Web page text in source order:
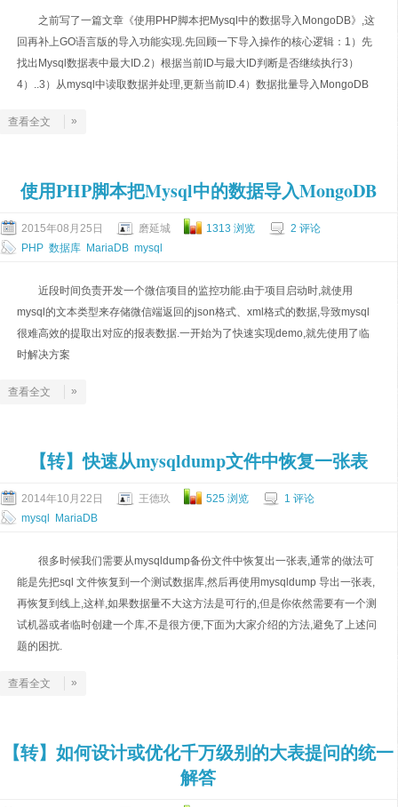
之前写了一篇文章《使用PHP脚本把Mysql中的数据导入MongoDB》,这
回再补上GO语言版的导入功能实现.先回顾一下导入操作的核心逻辑：1）先
找出Mysql数据表中最大ID.2）根据当前ID与最大ID判断是否继续执行3）
4）..3）从mysql中读取数据并处理,更新当前ID.4）数据批量导入MongoDB
查看全文 »
使用PHP脚本把Mysql中的数据导入MongoDB
2015年08月25日 磨延城 1313 浏览
2 评论
PHP 数据库 MariaDB mysql
近段时间负责开发一个微信项目的监控功能.由于项目启动时,就使用
mysql的文本类型来存储微信端返回的json格式、xml格式的数据,导致mysql
很难高效的提取出对应的报表数据.一开始为了快速实现demo,就先使用了临
时解决方案
查看全文 »
【转】快速从mysqldump文件中恢复一张表
2014年10月22日 王德玖 525 浏览
1 评论
mysql MariaDB
很多时候我们需要从mysqldump备份文件中恢复出一张表,通常的做法可
能是先把sql 文件恢复到一个测试数据库,然后再使用mysqldump 导出一张表,
再恢复到线上,这样,如果数据量不大这方法是可行的,但是你依然需要有一个测
试机器或者临时创建一个库,不是很方便,下面为大家介绍的方法,避免了上述问
题的困扰.
查看全文 »
【转】如何设计或优化千万级别的大表提问的统一
解答